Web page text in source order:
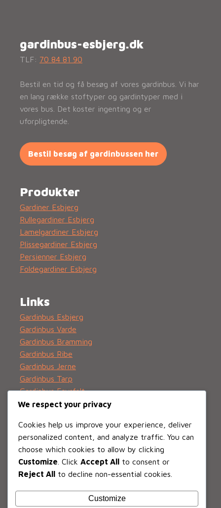
gardinbus-esbjerg.dk
TLF: 70 84 81 90
Bestil en tid og få besøg af vores gardinbus. Vi har
en lang række stoftyper og gardintyper med i
vores bus. Det koster ingenting og er
uforpligtende.
Bestil besøg af gardinbussen her
Produkter
Gardiner Esbjerg
Rullegardiner Esbjerg
Lamelgardiner Esbjerg
Plissegardiner Esbjerg
Persienner Esbjerg
Foldegardiner Esbjerg
Links
Gardinbus Esbjerg
Gardinbus Varde
Gardinbus Bramming
Gardinbus Ribe
Gardinbus Jerne
Gardinbus Tarp
Gardinbus Fovrfelt
Gardinbus Hjerting
Gardinbus Kvaglund
Gardinbus Sønderris
Gardinbus Marbæk
Gardinbus Søndermarken
Gardinbus Esbjerg Ø
Privatlivspolitik
We respect your privacy
Cookies help us improve your experience, deliver
personalized content, and analyze traffic. You can
choose which cookies to allow by clicking
Customize . Click Accept All to consent or
Reject All to decline non-essential cookies.
Customize